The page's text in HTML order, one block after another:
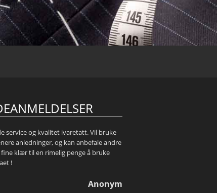
service og kvalitet ivaretatt. Vil bruke
anledninger, og kan anbefale andre
klær til en rimelig penge å bruke
!
Anonym